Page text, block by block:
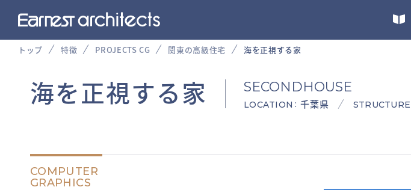
トップ 特徴 PROJECTS CG 関東の高級住宅 海を正視する家
海を正視する家 SECONDHOUSE
LOCATION : 千葉県 STRUCTURE
COMPUTER
GRAPHICS